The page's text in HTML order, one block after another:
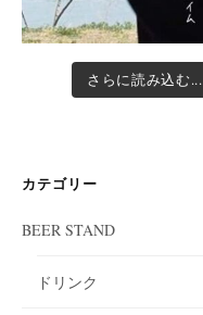
さらに読み込む...
カテゴリー
BEER STAND
ドリンク